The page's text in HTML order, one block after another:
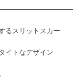
るスリットスカー
イトなデザイン